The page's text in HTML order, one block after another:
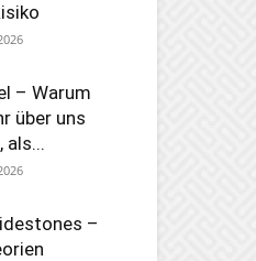
– Warum
über uns
als...
–